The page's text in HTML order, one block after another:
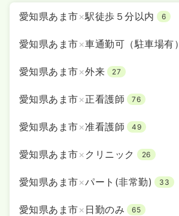
愛知県あま市×駅徒歩５分以内 6
愛知県あま市×車通勤可（駐車場有）
愛知県あま市×外来 27
愛知県あま市×正看護師 76
愛知県あま市×准看護師 49
愛知県あま市× クリニック 26
愛知県あま市×パート(非常勤) 33
愛知県あま市× 日勤のみ 65